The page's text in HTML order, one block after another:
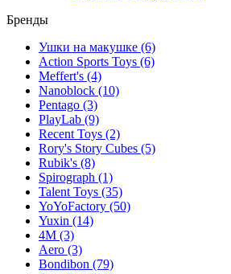
Бренды
Ушки на макушке (6)
Action Sports Toys (6)
Meffert's (4)
Nanoblock (10)
Pentago (3)
PlayLab (9)
Recent Toys (2)
Rory's Story Cubes (5)
Rubik's (8)
Spirograph (1)
Talent Toys (35)
YoYoFactory (50)
Yuxin (14)
4M (3)
Aero (3)
Bondibon (79)